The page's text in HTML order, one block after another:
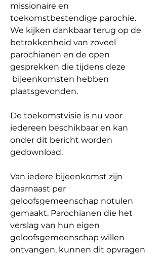
missionaire en
toekomstbestendige parochie.
We kijken dankbaar terug op de
betrokkenheid van zoveel
parochianen en de open
gesprekken die tijdens deze
bijeenkomsten hebben
plaatsgevonden.
De toekomstvisie is nu voor
iedereen beschikbaar en kan
onder dit bericht worden
gedownload.
Van iedere bijeenkomst zijn
daarnaast per
geloofsgemeenschap notulen
gemaakt. Parochianen die het
verslag van hun eigen
geloofsgemeenschap willen
ontvangen, kunnen dit opvragen